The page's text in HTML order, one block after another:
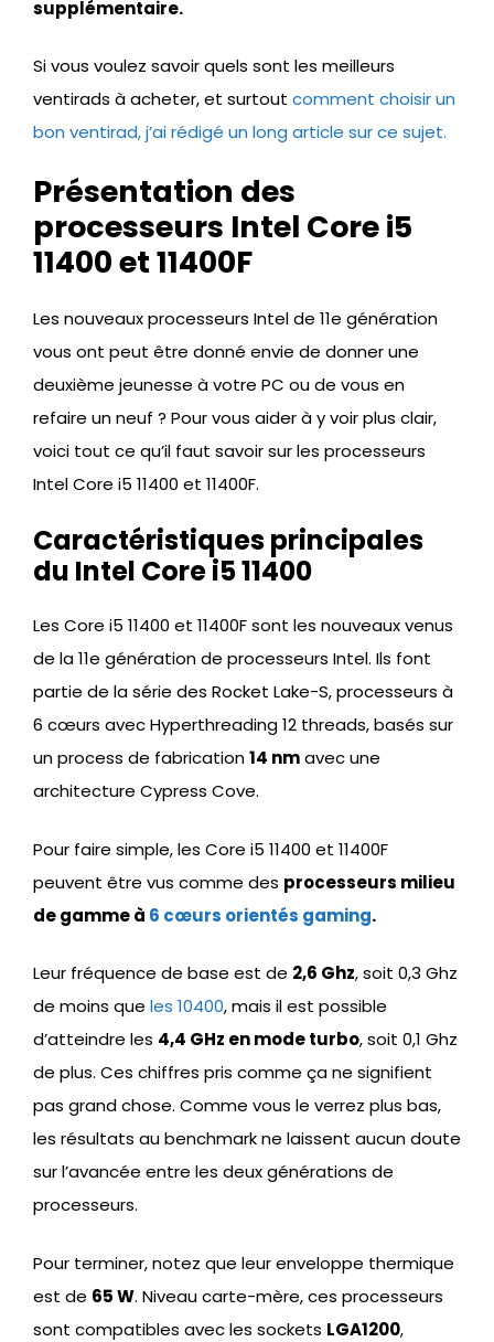
supplémentaire.
Si vous voulez savoir quels sont les meilleurs
ventirads à acheter, et surtout comment choisir un
bon ventirad, j’ai rédigé un long article sur ce sujet.
Présentation des
processeurs Intel Core i5
11400 et 11400F
Les nouveaux processeurs Intel de 11e génération
vous ont peut être donné envie de donner une
deuxième jeunesse à votre PC ou de vous en
refaire un neuf ? Pour vous aider à y voir plus clair,
voici tout ce qu’il faut savoir sur les processeurs
Intel Core i5 11400 et 11400F.
Caractéristiques principales
du Intel Core i5 11400
Les Core i5 11400 et 11400F sont les nouveaux venus
de la 11e génération de processeurs Intel. Ils font
partie de la série des Rocket Lake-S, processeurs à
6 cœurs avecHyperthreading 12 threads,basés sur
un process de fabrication14 nmavec une
architecture Cypress Cove.
Pour faire simple, les Core i5 11400 et 11400F
peuvent être vus comme des processeurs milieu
de gamme à 6 cœurs orientés gaming.
Leur fréquence de base est de 2,6 Ghz, soit 0,3 Ghz
de moins que les 10400, mais il est possible
d’atteindre les 4,4 GHz en mode turbo, soit 0,1 Ghz
de plus. Ces chiffres pris comme ça ne signifient
pas grand chose. Comme vous le verrez plus bas,
les résultats au benchmark ne laissent aucun doute
sur l’avancée entre les deux générations de
processeurs.
Pour terminer, notez que leur enveloppe thermique
est de 65 W. Niveau carte-mère, ces processeurs
sont compatibles avec les sockets LGA1200,